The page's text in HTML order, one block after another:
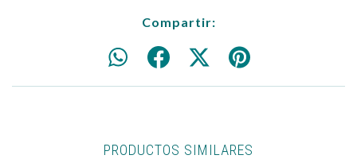
Compartir:
PRODUCTOS SIMILARES